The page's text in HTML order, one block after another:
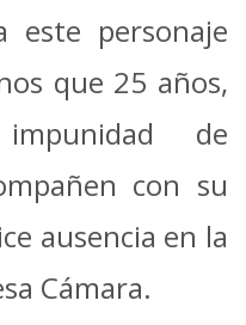
este personaje
que 25 años,
de
con su
ausencia en la
Cámara.